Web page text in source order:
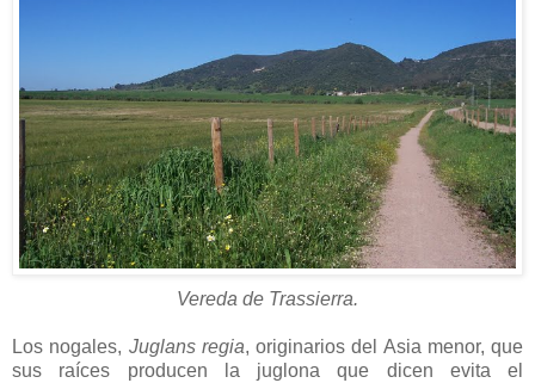
Vereda de Trassierra.
Los nogales, Juglans regia, originarios del Asia menor, que
sus raíces producen la juglona que dicen evita el